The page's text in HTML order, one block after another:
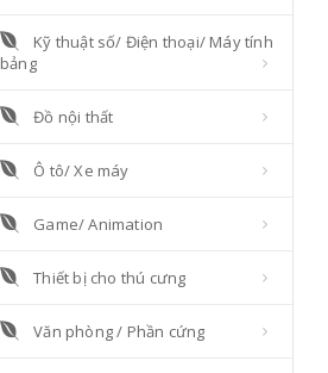
Kỹ thuật số/ Điện thoại/ Máy tính
bảng
Đồ nội thất
Ô tô/ Xe máy
Game/ Animation
Thiết bị cho thú cưng
Văn phòng / Phần cứng